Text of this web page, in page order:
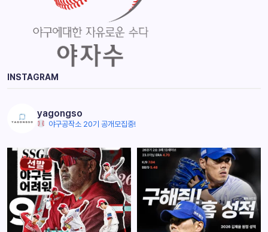
INSTAGRAM
yagongso
야구공작소 20기 공개모집중!